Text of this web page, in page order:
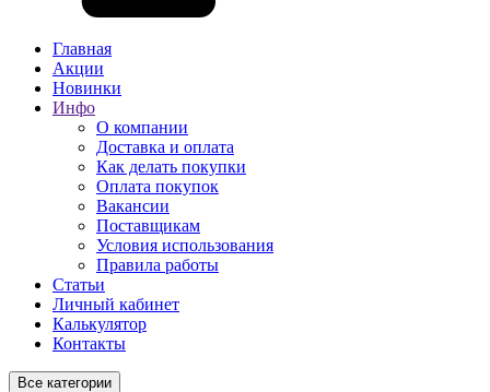
Главная
Акции
Новинки
Инфо
О компании
Доставка и оплата
Как делать покупки
Оплата покупок
Вакансии
Поставщикам
Условия использования
Правила работы
Статьи
Личный кабинет
Калькулятор
Контакты
Все категории